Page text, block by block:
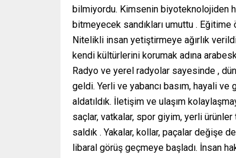
bilmiyordu. Kimsenin biyoteknolojiden
bitmeyecek sandıkları umuttu .
Nitelikli insan yetiştirmeye ağırlık
kendi kültürlerini korumak adına
Radyo ve yerel radyolar sayesinde ,
geldi. Yerli ve yabancı basım, hayali ve
aldatıldık. İletişim ve ulaşım
saçlar, vatkalar, spor giyim, yerli
saldık . Yakalar, kollar, paçalar değişe
libaral görüş geçmeye başladı. İnsan